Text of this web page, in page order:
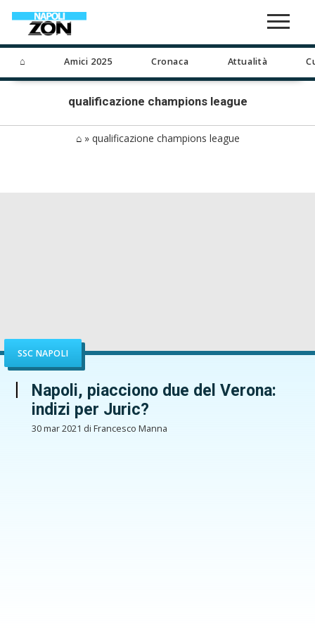
⌂ Amici 2025 Cronaca Attualità
qualificazione champions league
⌂» qualificazione champions league
SSC NAPOLI
Napoli, piacciono due del Verona:
indizi per Juric?
30 mar 2021 di Francesco Manna